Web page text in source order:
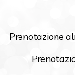
Prenotazione